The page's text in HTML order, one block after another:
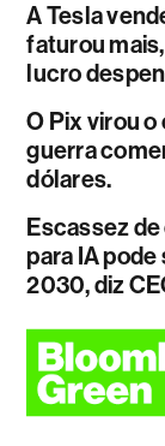
A Tesla
faturou
lucro
O Pix virou
guerra
dólares.
Escassez
para IA
2030, diz